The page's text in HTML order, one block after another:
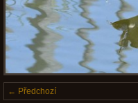
← Předchozí